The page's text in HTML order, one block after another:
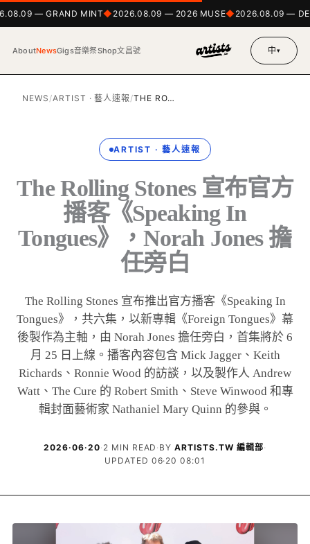
— GRAND MINT 2026.08.09 — 2026 MUSE 2026.08.09 —
AboutNewsGigs音樂祭Shop文昌號 中▾
NEWS /ARTIST · 藝人速報 /THE RO…
ARTIST · 藝人速報
The Rolling Stones 宣布官方
播客《Speaking In
Tongues》，Norah Jones 擔
任旁白
The Rolling Stones 宣布推出官方播客《Speaking In
Tongues》，共六集，以新專輯《Foreign Tongues》幕
後製作為主軸，由 Norah Jones 擔任旁白，首集將於 6
月 25 日上線。播客內容包含 Mick Jagger、Keith
Richards、Ronnie Wood 的訪談，以及製作人 Andrew
Watt、The Cure 的 Robert Smith、Steve Winwood 和專
輯封面藝術家 Nathaniel Mary Quinn 的參與。
2026·06·20· 2 MIN READ · BYARTISTS.TW 編輯部·
UPDATED 06·20 08:01